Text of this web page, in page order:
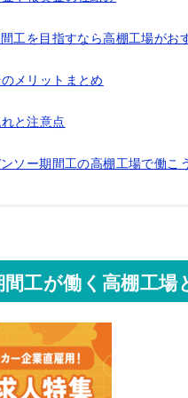
工を目指すなら高棚工場がお
メリットまとめ
と注意点
ソー期間工の高棚工場で働こ
工が働く高棚工場